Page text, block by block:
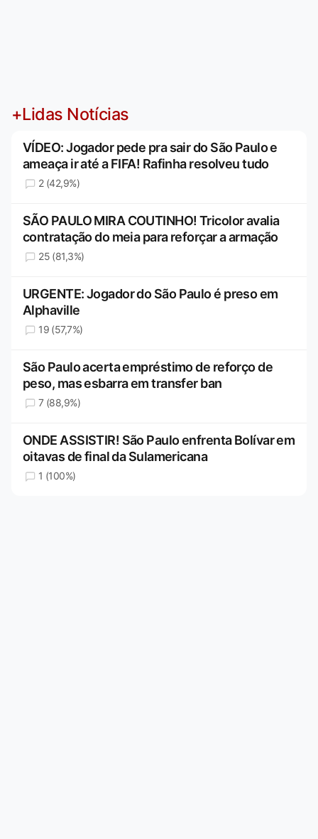
+Lidas Notícias
VÍDEO: Jogador pede pra sair do São Paulo e
ameaça ir até a FIFA! Rafinha resolveu tudo
2 (42,9%)
SÃO PAULO MIRA COUTINHO! Tricolor avalia
contratação do meia para reforçar a armação
25 (81,3%)
URGENTE: Jogador do São Paulo é preso em
Alphaville
19 (57,7%)
São Paulo acerta empréstimo de reforço de
peso, mas esbarra em transfer ban
7 (88,9%)
ONDE ASSISTIR! São Paulo enfrenta Bolívar em
oitavas de final da Sulamericana
1 (100%)